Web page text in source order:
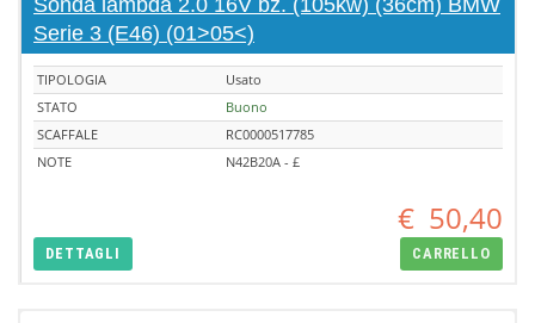
Sonda lambda 2.0 16V bz. (105kw) (36cm) BMW
Serie 3 (E46) (01>05<)
TIPOLOGIA
Usato
STATO
Buono
SCAFFALE
RC0000517785
NOTE
N42B20A - £
€ 50,40
DETTAGLI CARRELLO